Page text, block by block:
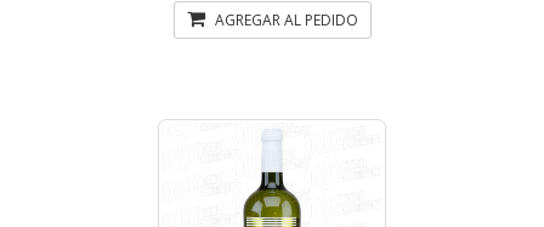
AGREGAR AL PEDIDO